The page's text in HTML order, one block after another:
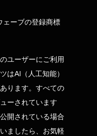
ェーブの登録商標
のユーザーにご利用
はAI（人工知能）
ります。すべての
ーされています
開されている場合
ましたら、お気軽